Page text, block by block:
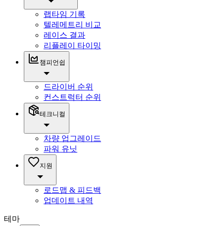
랩타임 기록
텔레메트리 비교
레이스 결과
리플레이 타이밍
챔피언쉽
드라이버 순위
컨스트럭터 순위
테크니컬
차량 업그레이드
파워 유닛
지원
로드맵 & 피드백
업데이트 내역
테마